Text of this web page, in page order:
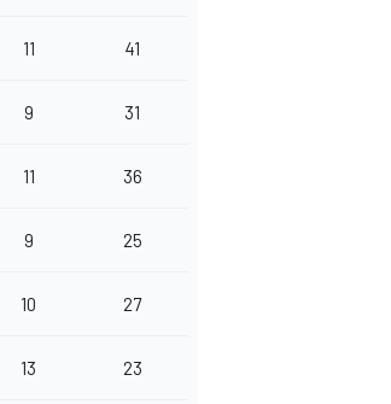
11 41
9 31
11 36
9 25
10 27
13 23